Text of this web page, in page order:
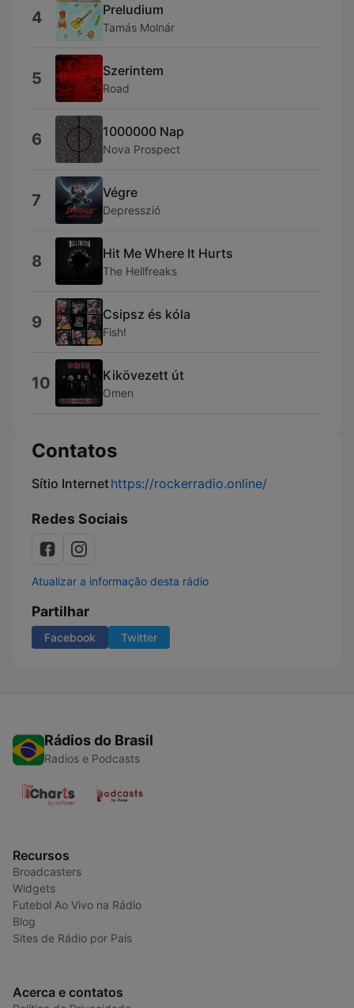
4 Preludium
Tamás Molnár
5 Szerintem
Road
6 1000000 Nap
Nova Prospect
7 Végre
Depresszió
8 Hit Me Where It Hurts
The Hellfreaks
9 Csipsz és kóla
Fish!
10 Kikövezett út
Omen
Contatos
Sítio Internethttps://rockerradio.online/
Redes Sociais
Atualizar a informação desta rádio
Partilhar
Facebook Twitter
Rádios do Brasil
Radios e Podcasts
Recursos
Broadcasters
Widgets
Futebol Ao Vivo na Rádio
Blog
Sites de Rádio por País
Acerca e contatos